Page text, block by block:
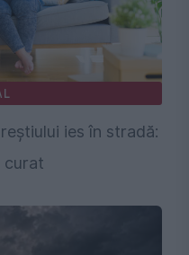
ies în stradă:
curat